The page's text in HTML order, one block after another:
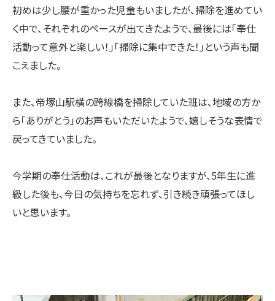
初めは少し腰が重かった児童もいましたが、掃除を進めてい
く中で、それぞれのペースが出てきたようで、最後には「奉仕
活動って意外と楽しい！」「掃除に集中できた！」という声も聞
こえました。
また、帝塚山駅横の跨線橋を掃除していた班は、地域の方か
ら「ありがとう」のお声もいただいたようで、嬉しそうな表情で
戻ってきていました。
今学期の奉仕活動は、これが最後となりますが、5年生に進
級した後も、今日の気持ちを忘れず、引き続き頑張ってほし
いと思います。